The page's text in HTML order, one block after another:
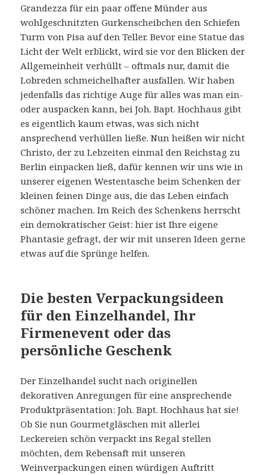
Grandezza für ein paar offene Münder aus
wohlgeschnitzten Gurkenscheibchen den Schiefen
Turm von Pisa auf den Teller. Bevor eine Statue das
Licht der Welt erblickt, wird sie vor den Blicken der
Allgemeinheit verhüllt – oftmals nur, damit die
Lobreden schmeichelhafter ausfallen. Wir haben
jedenfalls das richtige Auge für alles was man ein-
oder auspacken kann, bei Joh. Bapt. Hochhaus gibt
es eigentlich kaum etwas, was sich nicht
ansprechend verhüllen ließe. Nun heißen wir nicht
Christo, der zu Lebzeiten einmal den Reichstag zu
Berlin einpacken ließ, dafür kennen wir uns wie in
unserer eigenen Westentasche beim Schenken der
kleinen feinen Dinge aus, die das Leben einfach
schöner machen. Im Reich des Schenkens herrscht
ein demokratischer Geist: hier ist Ihre eigene
Phantasie gefragt, der wir mit unseren Ideen gerne
etwas auf die Sprünge helfen.
Die besten Verpackungsideen
für den Einzelhandel, Ihr
Firmenevent oder das
persönliche Geschenk
Der Einzelhandel sucht nach originellen
dekorativen Anregungen für eine ansprechende
Produktpräsentation: Joh. Bapt. Hochhaus hat sie!
Ob Sie nun Gourmetgläschen mit allerlei
Leckereien schön verpackt ins Regal stellen
möchten, dem Rebensaft mit unseren
Weinverpackungen einen würdigen Auftritt